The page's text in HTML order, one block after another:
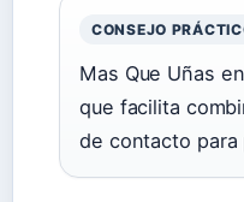
CONSEJO
Mas Que Uñas
que facilita
de contacto para